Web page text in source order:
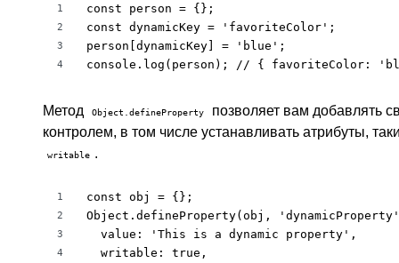
1
2
3
4
const person = {};
const dynamicKey = 'favoriteColor';
person[dynamicKey] = 'blue';
console.log(person); // { favoriteColor:
Метод Object.defineProperty
позволяет вам добавлять
контролем, в том числе устанавливать атрибуты,
writable .
1
2
3
4
const obj = {};
Object.defineProperty(obj,
  value: 'This is a dynamic property',
  writable: true,